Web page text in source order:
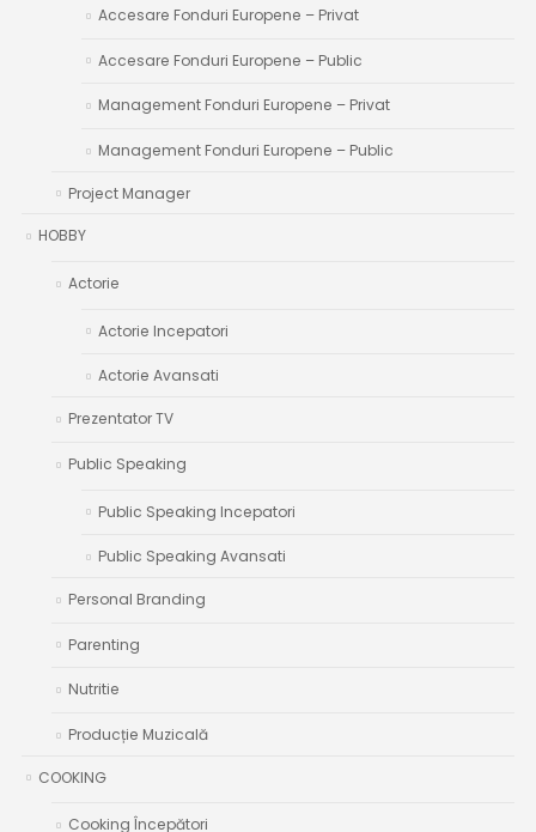
Accesare Fonduri Europene – Privat
Accesare Fonduri Europene – Public
Management Fonduri Europene – Privat
Management Fonduri Europene – Public
Project Manager
HOBBY
Actorie
Actorie Incepatori
Actorie Avansati
Prezentator TV
Public Speaking
Public Speaking Incepatori
Public Speaking Avansati
Personal Branding
Parenting
Nutritie
Producție Muzicală
COOKING
Cooking Începători